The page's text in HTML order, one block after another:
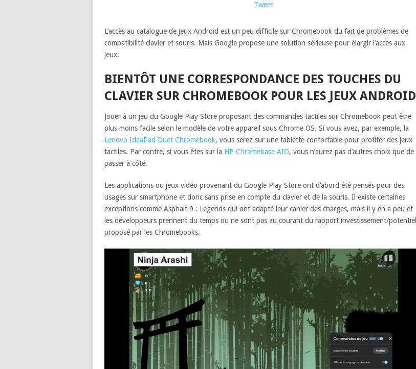
Tweet
L’accès au catalogue de jeux Android est un peu difficile sur Chromebook du fait de problèmes de
compatibilité clavier et souris. Mais Google propose une solution sérieuse pour élargir l’accès aux
jeux.
BIENTÔT UNE CORRESPONDANCE DES TOUCHES DU
CLAVIER SUR CHROMEBOOK POUR LES JEUX ANDROID
Jouer à un jeu du Google Play Store proposant des commandes tactiles sur Chromebook peut être
plus moins facile selon le modèle de votre appareil sous Chrome OS. Si vous avez, par exemple, la
Lenovo IdeaPad Duet Chromebook, vous serez sur une tablette confortable pour profiter des jeux
tactiles. Par contre, si vous êtes sur la HP Chromebase AIO, vous n’aurez pas d’autres choix que de
passer à côté.
Les applications ou jeux vidéo provenant du Google Play Store ont d’abord été pensés pour des
usages sur smartphone et donc sans prise en compte du clavier et de la souris. Il existe certaines
exceptions comme Asphalt 9 : Legends qui ont adapté leur cahier des charges, mais il y en a peu et
les développeurs prennent du temps ou ne sont pas au courant du rapport investissement/potentiel
proposé par les Chromebooks.